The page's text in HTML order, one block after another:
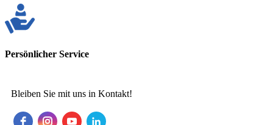
Persönlicher Service
Bleiben Sie mit uns in Kontakt!